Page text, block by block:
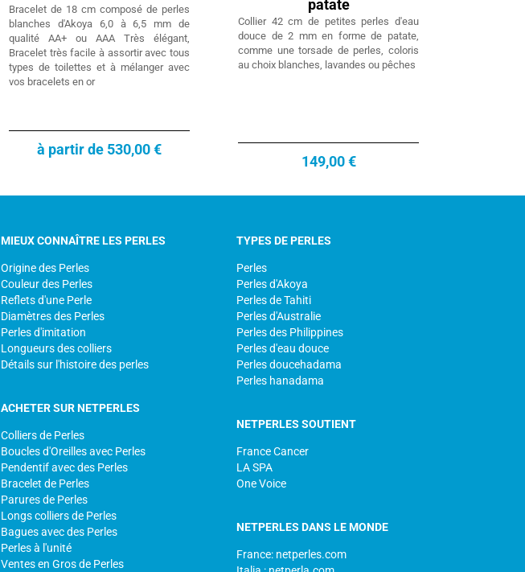
Bracelet de 18 cm composé de perles
blanches d'Akoya 6,0 à 6,5 mm de
qualité AA+ ou AAA Très élégant,
Bracelet très facile à assortir avec tous
types de toilettes et à mélanger avec
vos bracelets en or
à partir de 530,00 €
patate
Collier 42 cm de petites perles d'eau
douce de 2 mm en forme de patate,
comme une torsade de perles, coloris
au choix blanches, lavandes ou pêches
149,00 €
MIEUX CONNAÎTRE LES PERLES
Origine des Perles
Couleur des Perles
Reflets d'une Perle
Diamètres des Perles
Perles d'imitation
Longueurs des colliers
Détails sur l'histoire des perles
ACHETER SUR NETPERLES
Colliers de Perles
Boucles d'Oreilles avec Perles
Pendentif avec des Perles
Bracelet de Perles
Parures de Perles
Longs colliers de Perles
Bagues avec des Perles
Perles à l'unité
Ventes en Gros de Perles
TYPES DE PERLES
Perles
Perles d'Akoya
Perles de Tahiti
Perles d'Australie
Perles des Philippines
Perles d'eau douce
Perles doucehadama
Perles hanadama
NETPERLES SOUTIENT
France Cancer
LA SPA
One Voice
NETPERLES DANS LE MONDE
France: netperles.com